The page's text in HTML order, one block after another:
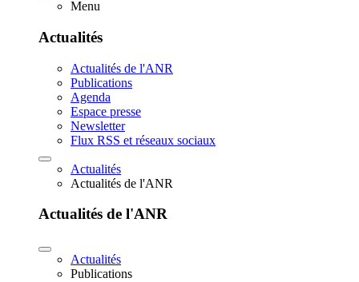
Menu
Actualités
Actualités de l'ANR
Publications
Agenda
Espace presse
Newsletter
Flux RSS et réseaux sociaux
Actualités
Actualités de l'ANR
Actualités de l'ANR
Actualités
Publications